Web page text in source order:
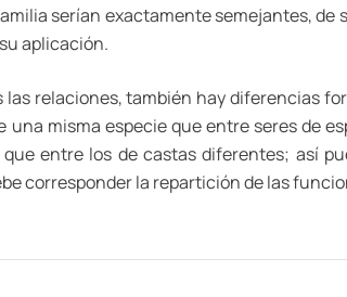
serían exactamente semejantes,
aplicación.
relaciones, también hay diferencias
misma especie que entre seres de
entre los de castas diferentes; así
corresponder la repartición de las